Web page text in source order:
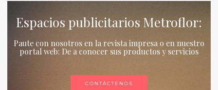
Espacios publicitarios Metroflor:
Paute con nosotros en la revista impresa o en nuestro
portal web: De a conocer sus productos y servicios
CONTÁCTENOS